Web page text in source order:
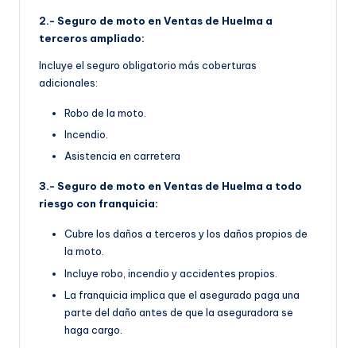
2.- Seguro de moto en Ventas de Huelma a
terceros ampliado:
Incluye el seguro obligatorio más coberturas
adicionales:
Robo de la moto.
Incendio.
Asistencia en carretera
3.- Seguro de moto en Ventas de Huelma a todo
riesgo con franquicia:
Cubre los daños a terceros y los daños propios de
la moto.
Incluye robo, incendio y accidentes propios.
La franquicia implica que el asegurado paga una
parte del daño antes de que la aseguradora se
haga cargo.